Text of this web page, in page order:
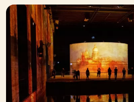
Photo